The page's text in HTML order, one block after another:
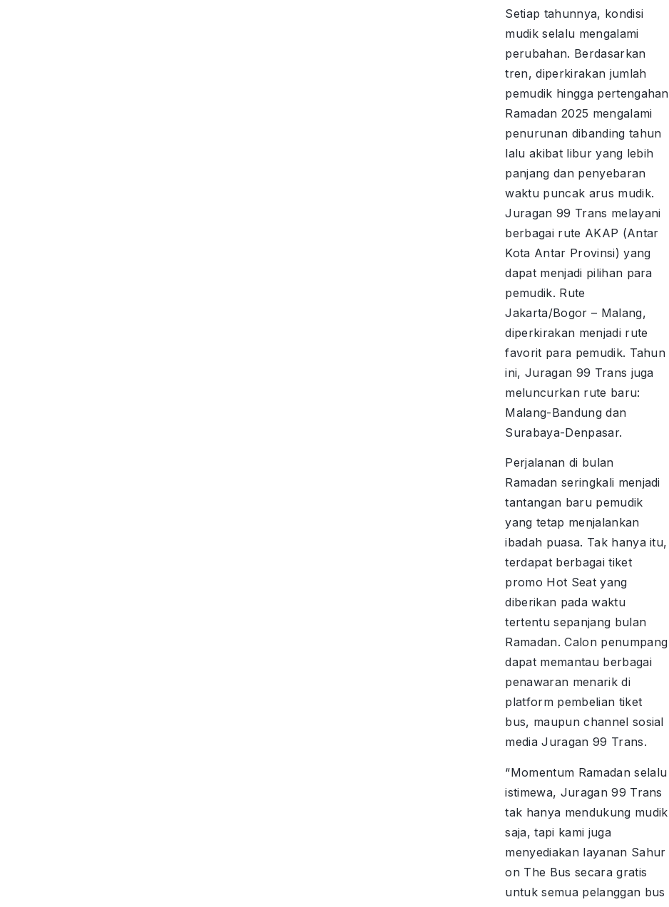
Setiap tahunnya, kondisi
mudik selalu mengalami
perubahan. Berdasarkan
tren, diperkirakan jumlah
pemudik hingga pertengahan
Ramadan 2025 mengalami
penurunan dibanding tahun
lalu akibat libur yang lebih
panjang dan penyebaran
waktu puncak arus mudik.
Juragan 99 Trans melayani
berbagai rute AKAP (Antar
Kota Antar Provinsi) yang
dapat menjadi pilihan para
pemudik. Rute
Jakarta/Bogor – Malang,
diperkirakan menjadi rute
favorit para pemudik. Tahun
ini, Juragan 99 Trans juga
meluncurkan rute baru:
Malang-Bandung dan
Surabaya-Denpasar.
Perjalanan di bulan
Ramadan seringkali menjadi
tantangan baru pemudik
yang tetap menjalankan
ibadah puasa. Tak hanya itu,
terdapat berbagai tiket
promo Hot Seat yang
diberikan pada waktu
tertentu sepanjang bulan
Ramadan. Calon penumpang
dapat memantau berbagai
penawaran menarik di
platform pembelian tiket
bus, maupun channel sosial
media Juragan 99 Trans.
“Momentum Ramadan selalu
istimewa, Juragan 99 Trans
tak hanya mendukung mudik
saja, tapi kami juga
menyediakan layanan Sahur
on The Bus secara gratis
untuk semua pelanggan bus